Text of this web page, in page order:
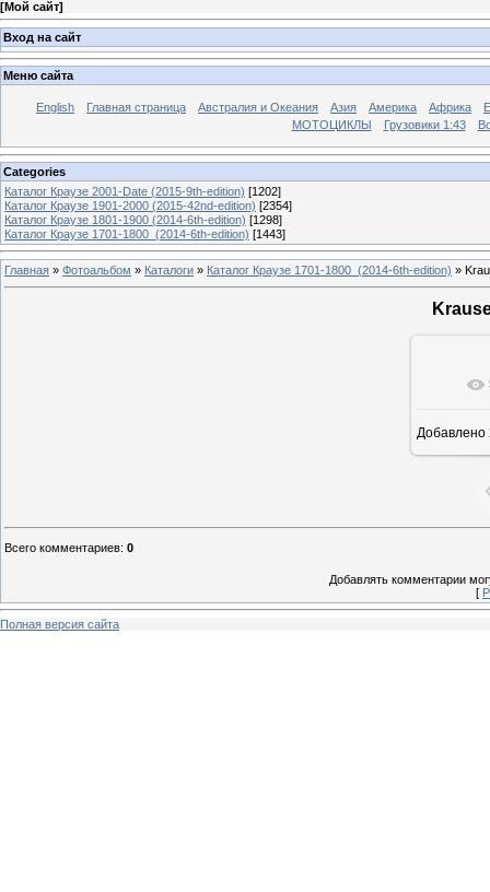
[Мой сайт]
Вход на сайт
Меню сайта
English Главная страница Австралия и Океания Азия Америка Африка
МОТОЦИКЛЫ
Грузовики 1:43
Categories
Каталог Краузе 2001-Date (2015-9th-edition) [1202]
Каталог Краузе 1901-2000 (2015-42nd-edition) [2354]
Каталог Краузе 1801-1900 (2014-6th-edition) [1298]
Каталог Краузе 1701-1800_(2014-6th-edition) [1443]
Главная » Фотоальбом » Каталоги » Каталог Краузе 1701-1800_(2014-6th-edition) »
Добавлено
Всего комментариев: 0
Добавлять комментарии
[
Полная версия сайта